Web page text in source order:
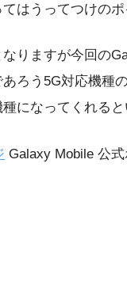
はうってつけの
りますが今回の
ろう5G対応機種
になってくれる
Galaxy Mobile 公